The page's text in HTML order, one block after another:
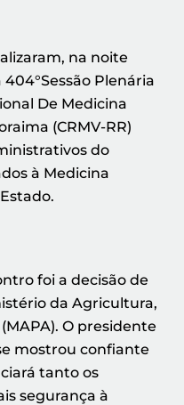
na noite
Plenária
De Medicina
(CRMV-RR)
do
à Medicina
foi a decisão de
da Agricultura,
O presidente
mostrou confiante
tanto os
segurança à